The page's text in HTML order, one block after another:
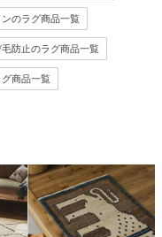
のラグ商品一覧
毛防止のラグ商品一覧
商品一覧